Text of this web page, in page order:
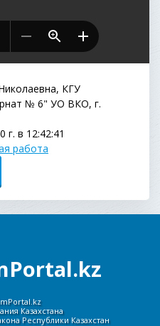
КГУ
№ 6" УО ВКО, г.
г. в 12:42:41
работа
Казахстана
Республики Казахстан